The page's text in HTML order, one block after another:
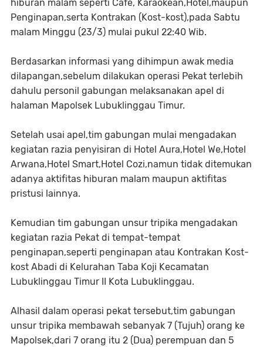
hiburan malam seperti Cafe, Karaokean,Hotel,maupun
Penginapan,serta Kontrakan (Kost-kost),pada Sabtu
malam Minggu (23/3) mulai pukul 22:40 Wib.
Berdasarkan informasi yang dihimpun awak media
dilapangan,sebelum dilakukan operasi Pekat terlebih
dahulu personil gabungan melaksanakan apel di
halaman Mapolsek Lubuklinggau Timur.
Setelah usai apel,tim gabungan mulai mengadakan
kegiatan razia penyisiran di Hotel Aura,Hotel We,Hotel
Arwana,Hotel Smart,Hotel Cozi,namun tidak ditemukan
adanya aktifitas hiburan malam maupun aktifitas
pristusi lainnya.
Kemudian tim gabungan unsur tripika mengadakan
kegiatan razia Pekat di tempat-tempat
penginapan,seperti penginapan atau Kontrakan Kost-
kost Abadi di Kelurahan Taba Koji Kecamatan
Lubuklinggau Timur II Kota Lubuklinggau.
Alhasil dalam operasi pekat tersebut,tim gabungan
unsur tripika membawah sebanyak 7 (Tujuh) orang ke
Mapolsek,dari 7 orang itu 2 (Dua) perempuan dan 5